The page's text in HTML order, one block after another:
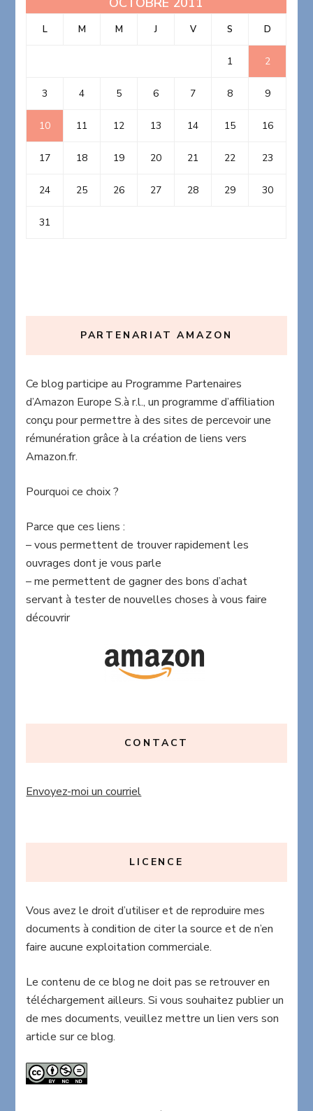
L M M J V S D
1 2
3 4 5 6 7 8 9
10 11 12 13 14 15 16
17 18 19 20 21 22 23
24 25 26 27 28 29 30
31
PARTENARIAT AMAZON
Ce blog participe au Programme Partenaires
d’Amazon Europe S.à r.l., un programme d’affiliation
conçu pour permettre à des sites de percevoir une
rémunération grâce à la création de liens vers
Amazon.fr.
Pourquoi ce choix ?
Parce que ces liens :
– vous permettent de trouver rapidement les
ouvrages dont je vous parle
– me permettent de gagner des bons d’achat
servant à tester de nouvelles choses à vous faire
découvrir
CONTACT
Envoyez-moi un courriel
LICENCE
Vous avez le droit d’utiliser et de reproduire mes
documents à condition de citer la source et de n’en
faire aucune exploitation commerciale.
Le contenu de ce blog ne doit pas se retrouver en
téléchargement ailleurs. Si vous souhaitez publier un
de mes documents, veuillez mettre un lien vers son
article sur ce blog.